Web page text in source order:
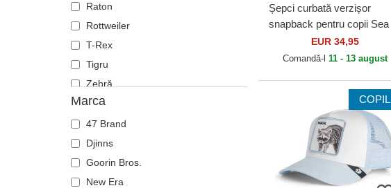
Raton
Rottweiler
T-Rex
Tigru
Zebră
Marca
47 Brand
Djinns
Goorin Bros.
New Era
Șepci curbată verzișor
snapback pentru copii Sea
Monster The Farm Goorin
Bros.
EUR 34,95
Comandă-l 11 - 13 august
COPIL